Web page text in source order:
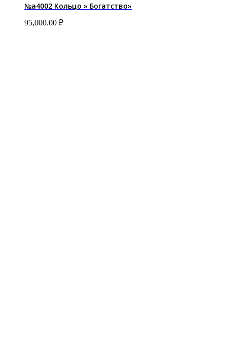
№a4002 Кольцо » Богатство»
95,000.00 ₽